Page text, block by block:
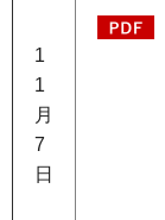
1
1
月
7
日